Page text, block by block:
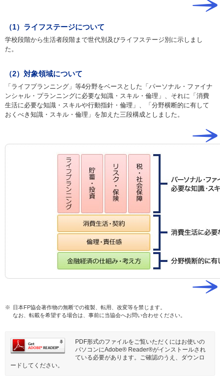
（1）ライフステージについて
学校段階から生活者段階まで世代別及びライフステージ別に示しまし
た。
（2）対象領域について
「ライフプランニング」等4分野をベースとした「パーソナル・ファイナ
ンシャル・プランニングに必要な知識・スキル・倫理」、それに「消費
生活に必要な知識・スキルや行動指針・倫理」、「分野横断的に有して
おくべき知識・スキル・倫理」を加えた三段構成としました。
※ 日本FP協会著作物の無断での複製、転用、改変等を禁じます。
なお、転載を希望する場合は、事前に当協会へお問い合わせください。
PDF形式のファイルをご覧いただくにはお使いの
パソコンにAdobe® Reader®がインストールされ
ている必要があります。ご確認のうえ、ダウンロ
ードしてください。